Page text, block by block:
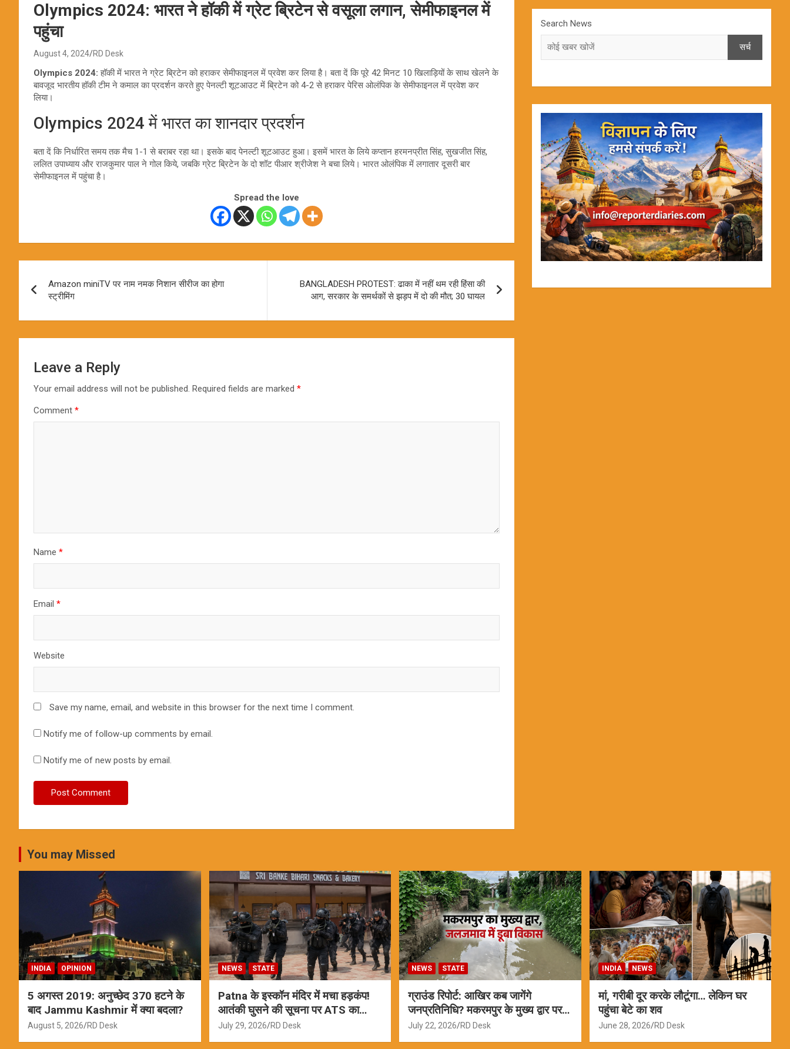
Olympics 2024: भारत ने हॉकी में ग्रेट ब्रिटेन से वसूला लगान, सेमीफाइनल में
पहुंचा
August 4, 2024 RD Desk
Olympics 2024: हॉकी में भारत ने ग्रेट ब्रिटेन को हराकर सेमीफाइनल में प्रवेश कर लिया है। बता दें कि पूरे 42 मिनट 10 खिलाड़ियों के साथ खेलने के
बावजूद भारतीय हॉकी टीम ने कमाल का प्रदर्शन करते हुए पेनल्टी शूटआउट में ब्रिटेन को 4-2 से हराकर पेरिस ओलंपिक के सेमीफाइनल में प्रवेश कर
लिया।
Olympics 2024 में भारत का शानदार प्रदर्शन
बता दें कि निर्धारित समय तक मैच 1-1 से बराबर रहा था। इसके बाद पेनल्टी शूटआउट हुआ। इसमें भारत के लिये कप्तान हरमनप्रीत सिंह, सुखजीत सिंह,
ललित उपाध्याय और राजकुमार पाल ने गोल किये, जबकि ग्रेट ब्रिटेन के दो शॉट पीआर श्रीजेश ने बचा लिये। भारत ओलंपिक में लगातार दूसरी बार
सेमीफाइनल में पहुंचा है।
Spread the love
navigation
Amazon miniTV पर नाम नमक निशान सीरीज का होगा
स्ट्रीमिंग
BANGLADESH PROTEST: ढाका में नहीं थम रही हिंसा की
आग, सरकार के समर्थकों से झड़प में दो की मौत; 30 घायल
Leave a Reply
Your email address will not be published. Required fields are marked *
Comment *
Name *
Email *
Website
Save my name, email, and website in this browser for the next time I comment.
Notify me of follow-up comments by email.
Notify me of new posts by email.
Search News
सर्च
You may Missed
INDIA OPINION
5 अगस्त 2019: अनुच्छेद 370 हटने के
बाद Jammu Kashmir में क्या बदला?
August 5, 2026 RD Desk
NEWS STATE
Patna के इस्कॉन मंदिर में मचा हड़कंप!
आतंकी घुसने की सूचना पर ATS का
ऑपरेशन; सामने आई सच्चाई
July 29, 2026 RD Desk
NEWS STATE
ग्राउंड रिपोर्ट: आखिर कब जागेंगे
जनप्रतिनिधि? मकरमपुर के मुख्य द्वार पर
वर्षों से जलजमाव
July 22, 2026 RD Desk
INDIA NEWS
मां, गरीबी दूर करके लौटूंगा… लेकिन घर
पहुंचा बेटे का शव
June 28, 2026 RD Desk